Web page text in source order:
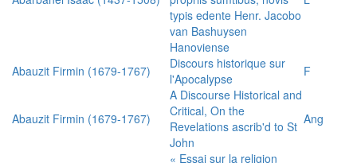
typis edente Henr. Jacobo
van Bashuysen
Hanoviense
Abauzit Firmin (1679-1767)
Discours historique sur
l'Apocalypse
F
Abauzit Firmin (1679-1767)
A Discourse Historical and
Critical, On the
Revelations ascrib'd to St
John
Ang
« Essai sur la religion